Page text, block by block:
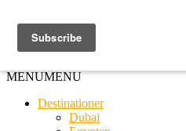
MENUMENU
Destinationer
Dubai